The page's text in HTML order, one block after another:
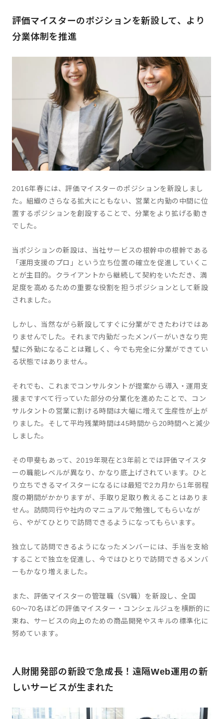
評価マイスターのポジションを新設して、より
分業体制を推進
2016年春には、評価マイスターのポジションを新設しまし
た。組織のさらなる拡大にともない、営業と内勤の中間に位
置するポジションを創設することで、分業をより拡げる動き
でした。
当ポジションの新設は、当社サービスの根幹中の根幹である
「運用支援のプロ」という立ち位置の確立を促進していくこ
とが主目的。クライアントから継続して契約をいただき、満
足度を高めるための重要な役割を担うポジションとして新設
されました。
しかし、当然ながら新設してすぐに分業ができたわけではあ
りませんでした。それまで内勤だったメンバーがいきなり完
璧に外勤になることは難しく、今でも完全に分業ができてい
る状態ではありません。
それでも、これまでコンサルタントが提案から導入・運用支
援まですべて行っていた部分の分業化を進めたことで、コン
サルタントの営業に割ける時間は大幅に増えて生産性が上が
りました。そして平均残業時間は45時間から20時間へと減少
しました。
その甲斐もあって、2019年現在と3年前とでは評価マイスタ
ーの職能レベルが異なり、かなり底上げされています。ひと
り立ちできるマイスターになるには最短で2カ月から1年弱程
度の期間がかかりますが、手取り足取り教えることはありま
せん。訪問同行や社内のマニュアルで勉強してもらいなが
ら、やがてひとりで訪問できるようになってもらいます。
独立して訪問できるようになったメンバーには、手当を支給
することで独立を促進し、今ではひとりで訪問できるメンバ
ーもかなり増えました。
また、評価マイスターの管理職（SV職）を新設し、全国
60〜70名ほどの評価マイスター・コンシェルジュを横断的に
束ね、サービスの向上のための商品開発やスキルの標準化に
努めています。
人財開発部の新設で急成長！遠隔Web運用の新
しいサービスが生まれた